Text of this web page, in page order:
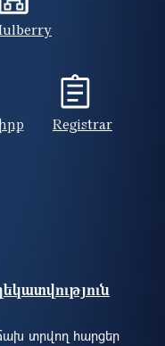
Registrar
տրվող հարցեր